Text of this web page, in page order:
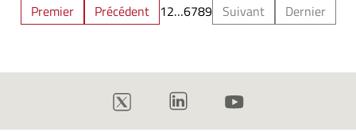
Premier Précédent 12…6789 Suivant Dernier